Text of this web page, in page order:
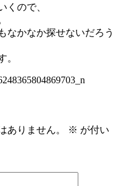
くので、
なかなか探せないだろ う
。
ありません。 ※ が付い